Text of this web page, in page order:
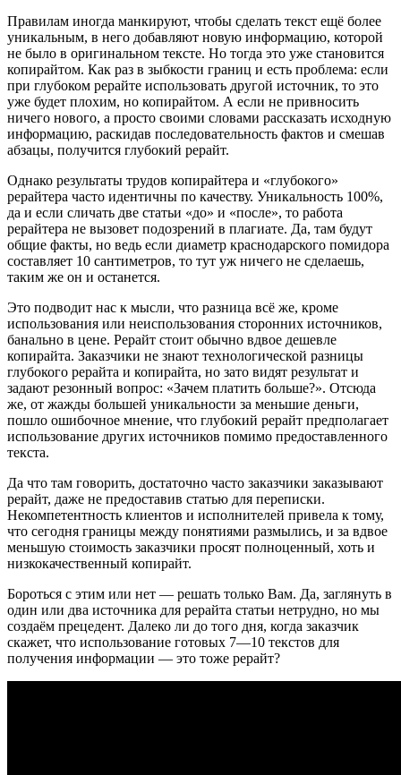
Правилам иногда манкируют, чтобы сделать текст ещё более
уникальным, в него добавляют новую информацию, которой
не было в оригинальном тексте. Но тогда это уже становится
копирайтом. Как раз в зыбкости границ и есть проблема: если
при глубоком рерайте использовать другой источник, то это
уже будет плохим, но копирайтом. А если не привносить
ничего нового, а просто своими словами рассказать исходную
информацию, раскидав последовательность фактов и смешав
абзацы, получится глубокий рерайт.
Однако результаты трудов копирайтера и «глубокого»
рерайтера часто идентичны по качеству. Уникальность 100%,
да и если сличать две статьи «до» и «после», то работа
рерайтера не вызовет подозрений в плагиате. Да, там будут
общие факты, но ведь если диаметр краснодарского помидора
составляет 10 сантиметров, то тут уж ничего не сделаешь,
таким же он и останется.
Это подводит нас к мысли, что разница всё же, кроме
использования или неиспользования сторонних источников,
банально в цене. Рерайт стоит обычно вдвое дешевле
копирайта. Заказчики не знают технологической разницы
глубокого рерайта и копирайта, но зато видят результат и
задают резонный вопрос: «Зачем платить больше?». Отсюда
же, от жажды большей уникальности за меньшие деньги,
пошло ошибочное мнение, что глубокий рерайт предполагает
использование других источников помимо предоставленного
текста.
Да что там говорить, достаточно часто заказчики заказывают
рерайт, даже не предоставив статью для переписки.
Некомпетентность клиентов и исполнителей привела к тому,
что сегодня границы между понятиями размылись, и за вдвое
меньшую стоимость заказчики просят полноценный, хоть и
низкокачественный копирайт.
Бороться с этим или нет — решать только Вам. Да, заглянуть в
один или два источника для рерайта статьи нетрудно, но мы
создаём прецедент. Далеко ли до того дня, когда заказчик
скажет, что использование готовых 7—10 текстов для
получения информации — это тоже рерайт?